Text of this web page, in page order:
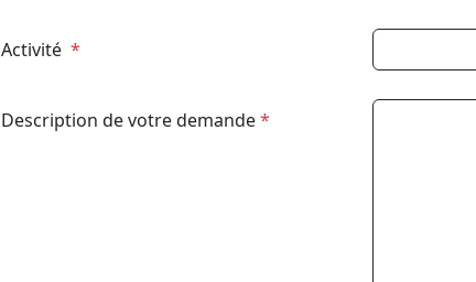
Activité *
Description de votre demande*